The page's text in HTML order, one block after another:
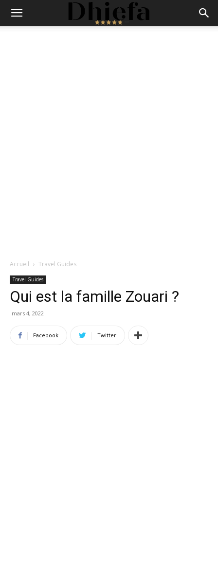
Accueil Travel Guides
Travel Guides
Qui est la famille Zouari ?
mars 4, 2022
Facebook Twitter